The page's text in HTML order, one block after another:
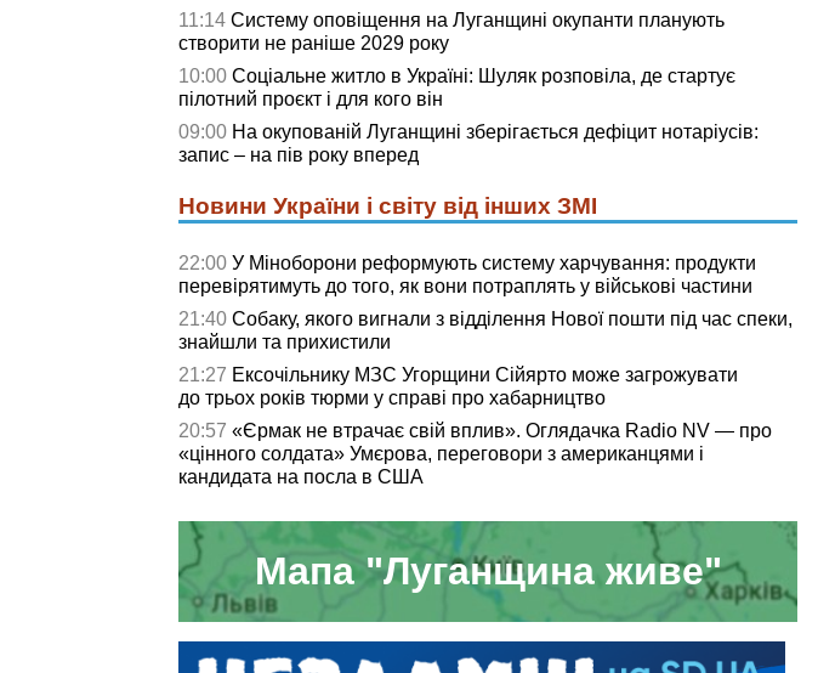
11:14 Систему оповіщення на Луганщині окупанти планують
створити не раніше 2029 року
10:00 Соціальне житло в Україні: Шуляк розповіла, де стартує
пілотний проєкт і для кого він
09:00 На окупованій Луганщині зберігається дефіцит нотаріусів:
запис – на пів року вперед
Новини України і світу від інших ЗМІ
22:00 У Міноборони реформують систему харчування: продукти
перевірятимуть до того, як вони потраплять у військові частини
21:40 Собаку, якого вигнали з відділення Нової пошти під час спеки,
знайшли та прихистили
21:27 Ексочільнику МЗС Угорщини Сійярто може загрожувати
до трьох років тюрми у справі про хабарництво
20:57 «Єрмак не втрачає свій вплив». Оглядачка Radio NV — про
«цінного солдата» Умєрова, переговори з американцями і
кандидата на посла в США
Мапа "Луганщина живе"